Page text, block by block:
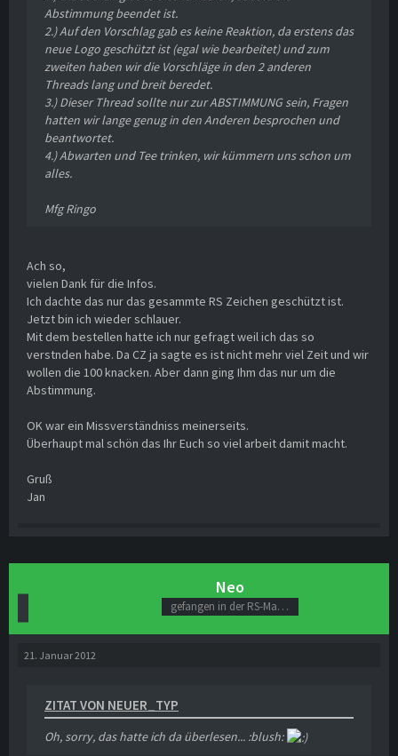
Abstimmung beendet ist.
2.) Auf den Vorschlag gab es keine Reaktion, da erstens das
neue Logo geschützt ist (egal wie bearbeitet) und zum
zweiten haben wir die Vorschläge in den 2 anderen
Threads lang und breit beredet.
3.) Dieser Thread sollte nur zur ABSTIMMUNG sein, Fragen
hatten wir lange genug in den Anderen besprochen und
beantwortet.
4.) Abwarten und Tee trinken, wir kümmern uns schon um
alles.
Mfg Ringo
Ach so,
vielen Dank für die Infos.
Ich dachte das nur das gesammte RS Zeichen geschützt ist.
Jetzt bin ich wieder schlauer.
Mit dem bestellen hatte ich nur gefragt weil ich das so
verstnden habe. Da CZ ja sagte es ist nicht mehr viel Zeit und wir
wollen die 100 knacken. Aber dann ging Ihm das nur um die
Abstimmung.
OK war ein Missverständniss meinerseits.
Überhaupt mal schön das Ihr Euch so viel arbeit damit macht.
Gruß
Jan
Neo
gefangen in der RS-Matrix
21. Januar 2012
ZITAT VON NEUER_TYP
Oh, sorry, das hatte ich da überlesen... :blush: